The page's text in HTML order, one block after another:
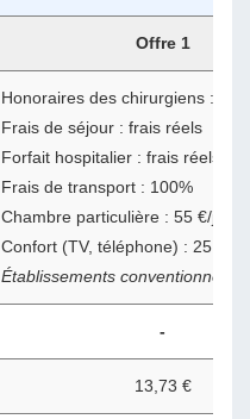
Offre 1
Honoraires des chirurgiens :
Frais de séjour : frais réels
Forfait hospitalier : frais réels
Frais de transport : 100%
Chambre particulière : 55 €/jour
Confort (TV, téléphone) : 25 €/
Établissements conventionnés
-
13,73 €